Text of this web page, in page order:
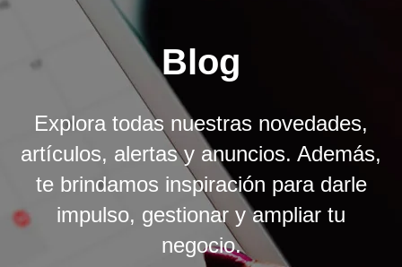
Blog
Explora todas nuestras novedades,
artículos, alertas y anuncios. Además,
te brindamos inspiración para darle
impulso, gestionar y ampliar tu
negocio.